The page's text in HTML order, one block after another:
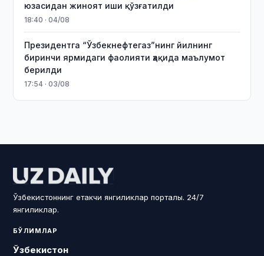
юзасидан жиноят иши қўзғатилди
18:40 · 04/08
Президентга “Ўзбекнефтегаз”нинг йилнинг
биринчи ярмидаги фаолияти ҳақида маълумот
берилди
17:54 · 03/08
Ўзбекистоннинг етакчи янгиликлар порталы. 24/7
янгиликлар.
БЎЛИМЛАР
Ўзбекистон